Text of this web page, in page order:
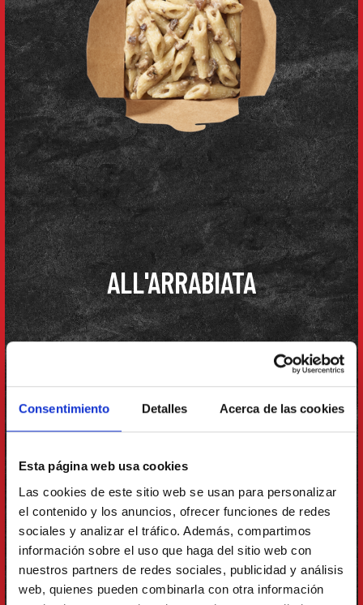
Consentimiento Detalles Acerca de las cookies
Esta página web usa cookies
Las cookies de este sitio web se usan para personalizar
el contenido y los anuncios, ofrecer funciones de redes
sociales y analizar el tráfico. Además, compartimos
información sobre el uso que haga del sitio web con
nuestros partners de redes sociales, publicidad y análisis
web, quienes pueden combinarla con otra información
ALL'ARRABIATA